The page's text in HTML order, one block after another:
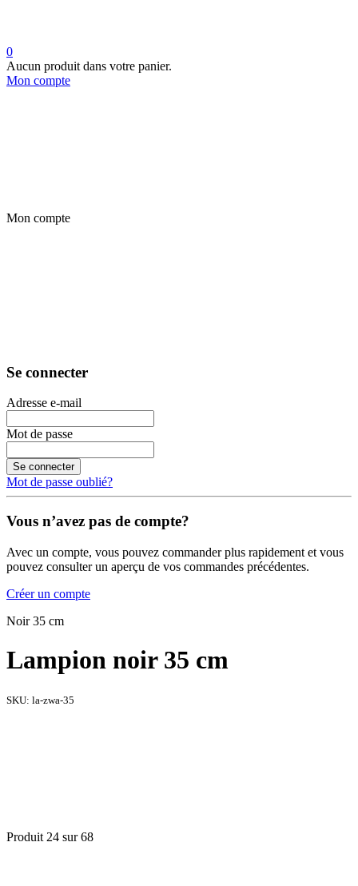
0
Aucun produit dans votre panier.
Mon compte
Mon compte
Se connecter
Adresse e-mail
Mot de passe
Se connecter
Mot de passe oublié?
Vous n’avez pas de compte?
Avec un compte, vous pouvez commander plus rapidement et vous
pouvez consulter un aperçu de vos commandes précédentes.
Créer un compte
Noir 35 cm
Lampion noir 35 cm
SKU: la-zwa-35
Produit 24 sur 68